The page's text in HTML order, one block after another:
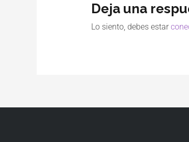
Deja una
Lo siento, debes estar